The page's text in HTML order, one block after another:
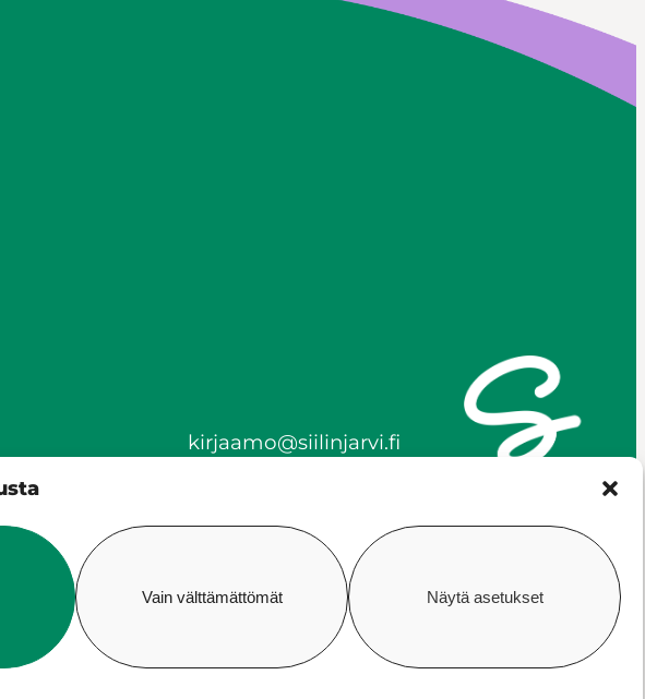
Vain välttämättömät Näytä asetukset
kirjaamo@siilinjarvi.fi
y-tunnus 0172718-0
Saavutettavuus Evästekäytäntö Hallitse suostumusta